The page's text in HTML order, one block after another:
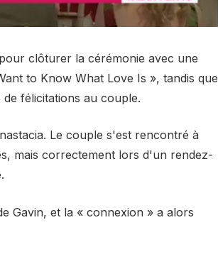
clôturer la cérémonie avec une
to Know What Love Is », tandis que
félicitations au couple.
Le couple s'est rencontré à
mais correctement lors d'un rendez-
Gavin, et la « connexion » a alors